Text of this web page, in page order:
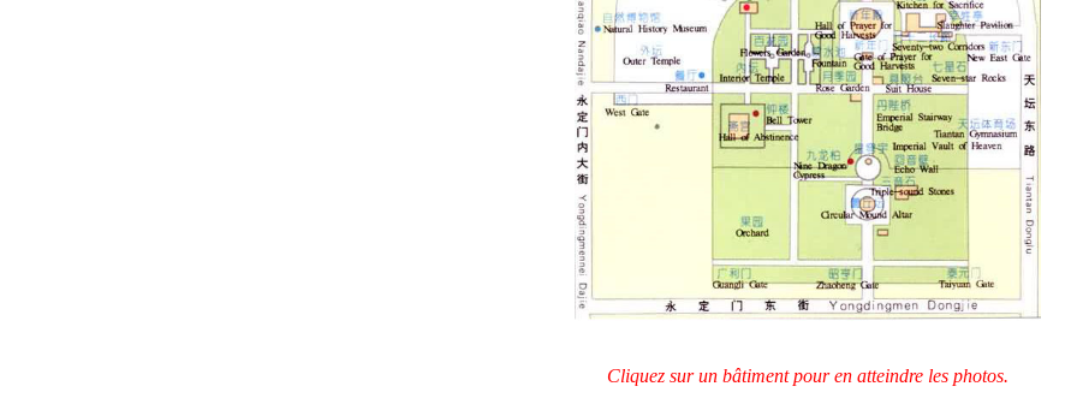
Cliquez sur un bâtiment pour en atteindre les photos.